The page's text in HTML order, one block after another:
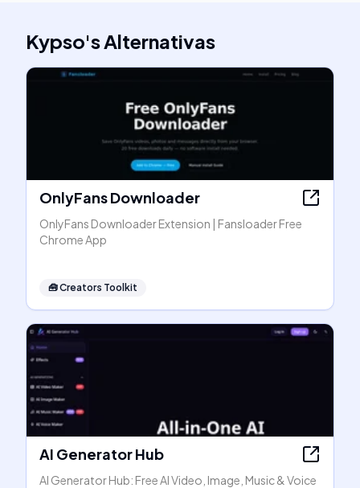
Kypso'sAlternativas
OnlyFans Downloader
OnlyFans Downloader Extension | Fansloader Free
Chrome App
🧰Creators Toolkit
AI Generator Hub
AI Generator Hub: Free AI Video, Image, Music & Voice